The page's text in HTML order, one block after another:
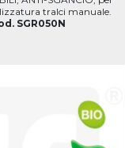
tralci manuale.
SGR050N